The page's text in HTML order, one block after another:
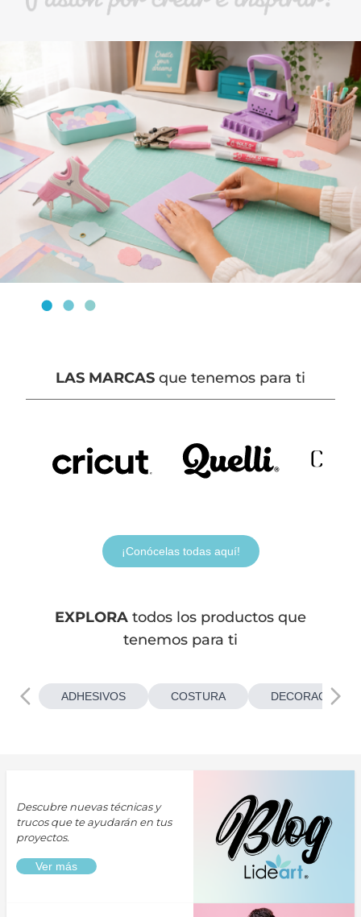
LAS MARCAS que tenemos para ti
¡Conócelas todas aquí!
EXPLORA todos los productos que
tenemos para ti
ADHESIVOS COSTURA
Descubre nuevas técnicas y
trucos que te ayudarán en tus
proyectos.
Ver más